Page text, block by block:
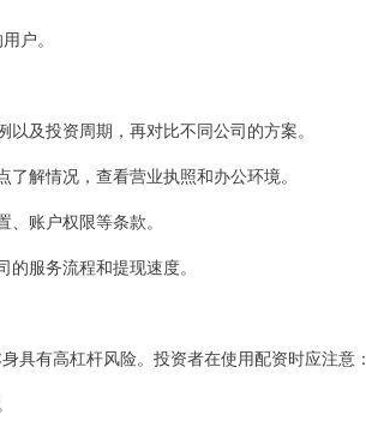
户。
及投资周期，再对比不同公司的方案。
解情况，查看营业执照和办公环境。
账户权限等条款。
服务流程和提现速度。
具有高杠杆风险。投资者在使用配资时应注意：